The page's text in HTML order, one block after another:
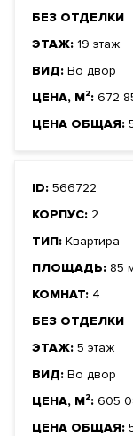
БЕЗ ОТДЕЛКИ
ЭТАЖ: 19 этаж
ВИД: Во двор
ЦЕНА, М²: 672
ЦЕНА ОБЩАЯ:
ID: 566722
КОРПУС: 2
ТИП: Квартира
ПЛОЩАДЬ: 85
КОМНАТ: 4
БЕЗ ОТДЕЛКИ
ЭТАЖ: 5 этаж
ВИД: Во двор
ЦЕНА, М²: 605
ЦЕНА ОБЩАЯ: